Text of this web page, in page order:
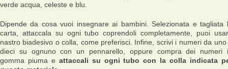
verde acqua, celeste e blu.
Dipende da cosa vuoi insegnare ai bambini. Selezionata e tagliata
carta, attaccala su ogni tubo coprendoli completamente, puoi
nastro biadesivo o colla, come preferisci. Infine, scrivi i numeri da uno
dieci su ognuno con un pennarello, oppure compra dei numeri
gomma piuma e attaccali su ogni tubo con la colla indicata